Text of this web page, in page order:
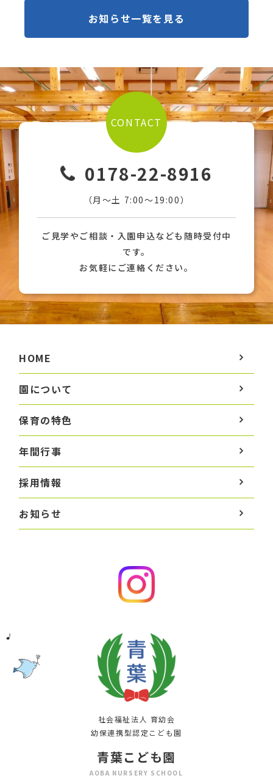
お知らせ一覧を見る
CONTACT
0178-22-8916
（月〜土 7:00〜19:00）
ご見学やご相談・入園申込なども随時受付中
です。
お気軽にご連絡ください。
HOME
園について
保育の特色
年間行事
採用情報
お知らせ
社会福祉法人 育幼会
幼保連携型認定こども園
青葉こども園
AOBA NURSERY SCHOOL